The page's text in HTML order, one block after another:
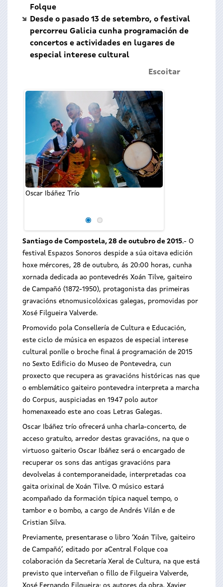
Folque
Desde o pasado 13 de setembro, o festival
percorreu Galicia cunha programación de
concertos e actividades en lugares de
especial interese cultural
Escoitar
Oscar Ibáñez Trío
Santiago de Compostela, 28 de outubro de 2015.- O
festival Espazos Sonoros despide a súa oitava edición
hoxe mércores, 28 de outubro, ás 20:00 horas, cunha
xornada dedicada ao pontevedrés Xoán Tilve, gaiteiro
de Campañó (1872-1950), protagonista das primeiras
gravacións etnomusicolóxicas galegas, promovidas por
Xosé Filgueira Valverde.
Promovido pola Consellería de Cultura e Educación,
este ciclo de música en espazos de especial interese
cultural ponlle o broche final á programación de 2015
no Sexto Edificio do Museo de Pontevedra, cun
proxecto que recupera as gravacións históricas nas que
o emblemático gaiteiro pontevedra interpreta a marcha
do Corpus, auspiciadas en 1947 polo autor
homenaxeado este ano coas Letras Galegas.
Oscar Ibáñez trío ofrecerá unha charla-concerto, de
acceso gratuíto, arredor destas gravacións, na que o
virtuoso gaiterio Oscar Ibáñez será o encargado de
recuperar os sons das antigas gravacións para
devolvelas á contemporaneidade, interpretadas coa
gaita orixinal de Xoán Tilve. O músico estará
acompañado da formación típica naquel tempo, o
tambor e o bombo, a cargo de Andrés Vilán e de
Cristian Silva.
Previamente, presentarase o libro ‘Xoán Tilve, gaiteiro
de Campañó’, editado por aCentral Folque coa
colaboración da Secretaría Xeral de Cultura, na que está
previsto que interveñan o fillo de Filgueira Valverde,
Xosé Fernando Filgueira; os autores da obra, Xavier